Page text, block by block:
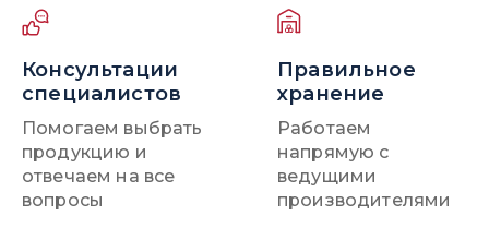
Консультации
специалистов
Помогаем выбрать
продукцию и
отвечаем на все
вопросы
Правильное
хранение
Работаем
напрямую с
ведущими
производителями